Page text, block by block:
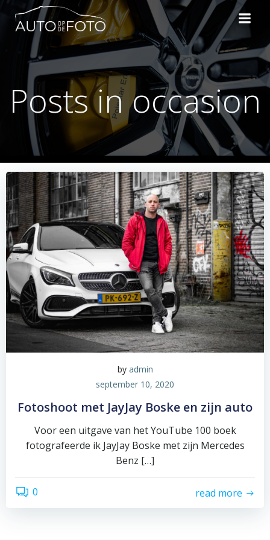
Naar
inhoud
springen
Posts in occasion
by admin
september 10, 2020
Fotoshoot met JayJay Boske en zijn auto
Voor een uitgave van het YouTube 100 boek
fotografeerde ik JayJay Boske met zijn Mercedes
Benz […]
0 read more